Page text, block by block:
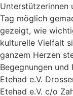
Unterstützerinnen
Tag möglich
gezeigt, wie
kulturelle Vielfalt
ganzem Herzen
Begegnungen und
Etehad e.V.
Etehad e.V. c/o